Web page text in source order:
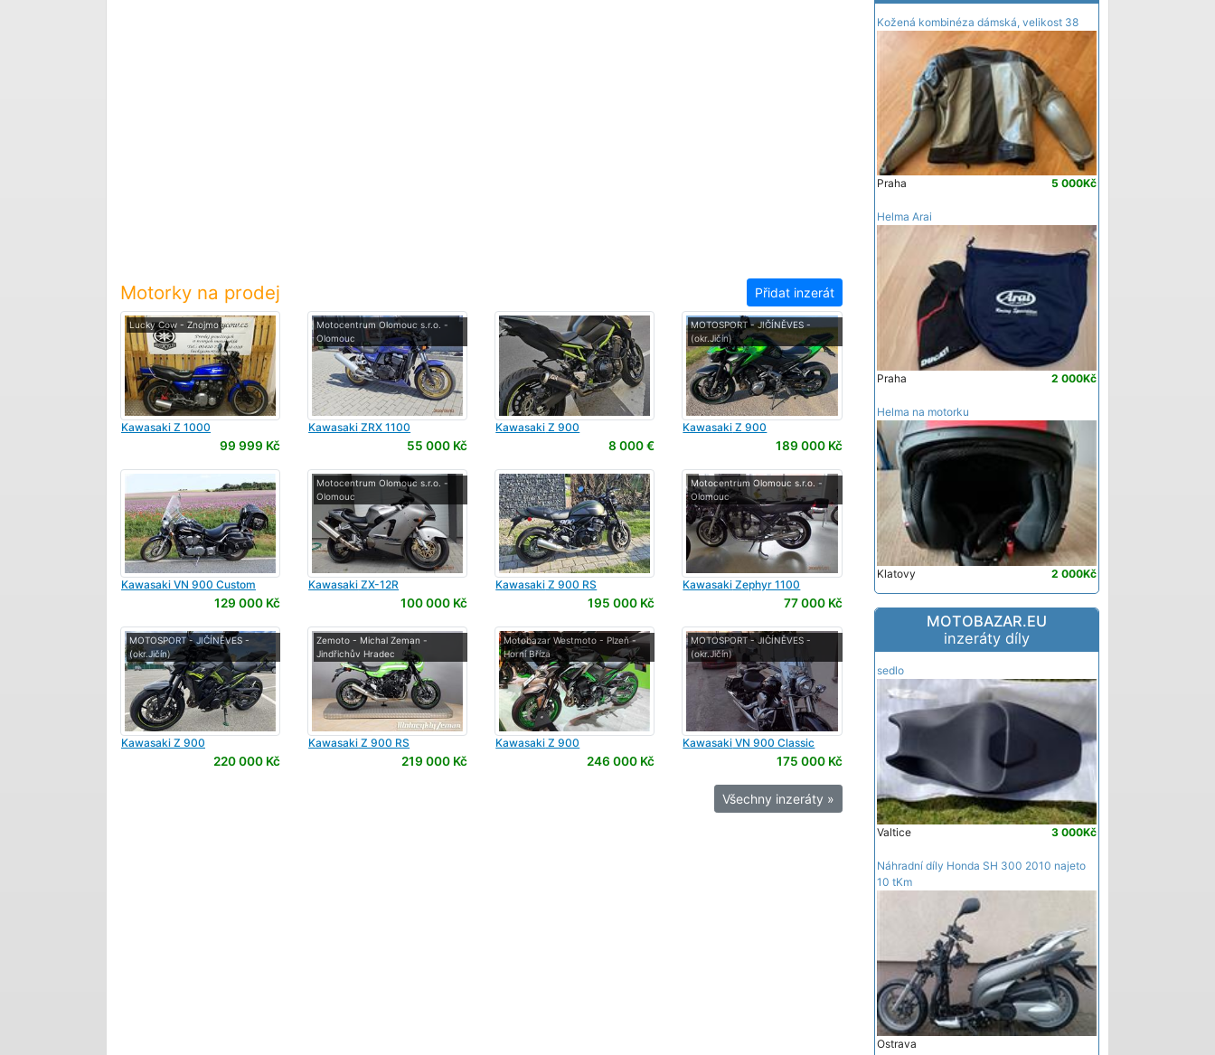
Motorky na prodej Přidat inzerát
Lucky Cow - Znojmo
Kawasaki Z 1000
99 999 Kč
Motocentrum Olomouc s.r.o. -
Olomouc
Kawasaki ZRX 1100
55 000 Kč
Kawasaki Z 900
8 000 €
MOTOSPORT - JIČÍNĚVES -
(okr.Jičín)
Kawasaki Z 900
189 000 Kč
Kawasaki VN 900 Custom
129 000 Kč
Motocentrum Olomouc s.r.o. -
Olomouc
Kawasaki ZX-12R
100 000 Kč
Kawasaki Z 900 RS
195 000 Kč
Motocentrum Olomouc s.r.o. -
Olomouc
Kawasaki Zephyr 1100
77 000 Kč
MOTOSPORT - JIČÍNĚVES -
(okr.Jičín)
Kawasaki Z 900
220 000 Kč
Zemoto - Michal Zeman -
Jindřichův Hradec
Kawasaki Z 900 RS
219 000 Kč
Motobazar Westmoto - Plzeň -
Horní Bříza
Kawasaki Z 900
246 000 Kč
MOTOSPORT - JIČÍNĚVES -
(okr.Jičín)
Kawasaki VN 900 Classic
175 000 Kč
Všechny inzeráty »
Kožená kombinéza dámská, velikost 38
5 000Kč
Praha
Helma Arai
2 000Kč
Praha
Helma na motorku
2 000Kč
Klatovy
MOTOBAZAR.EU
inzeráty díly
sedlo
3 000Kč
Valtice
Náhradní díly Honda SH 300 2010 najeto
10 tKm
Ostrava